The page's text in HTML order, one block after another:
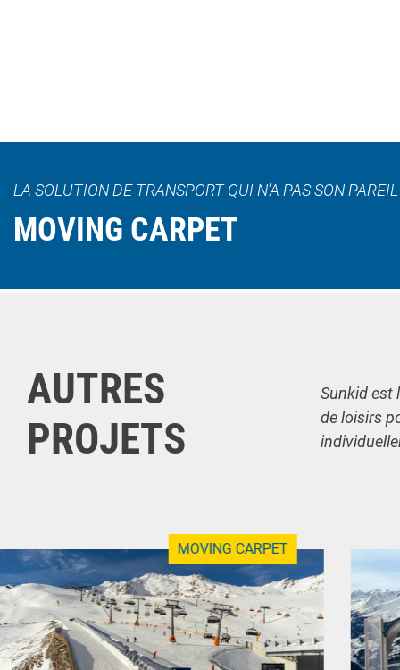
LA SOLUTION DE TRANSPORT QUI N'A PAS SON
MOVING CARPET
AUTRES
PROJETS
Sunkid est
de loisirs
MOVING CARPET